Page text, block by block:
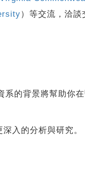
）等交流，洽
的背景將幫助你
入的分析與研究。